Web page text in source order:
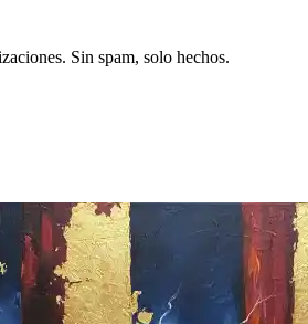
Sin spam, solo hechos.